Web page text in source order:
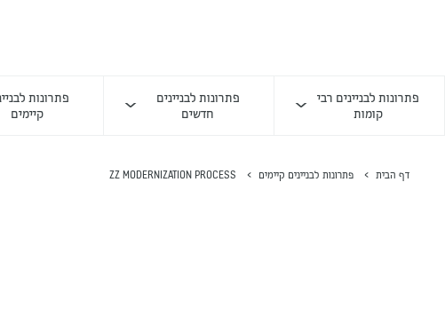
פתרונות לבניינים רבי
קומות
פתרונות לבניינים
חדשים
פתרונות
קיימים
דף הבית פתרונות לבניינים קיימים ZZ MODERNIZATION PROCESS